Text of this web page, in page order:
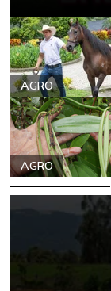
AGRO
AGRO